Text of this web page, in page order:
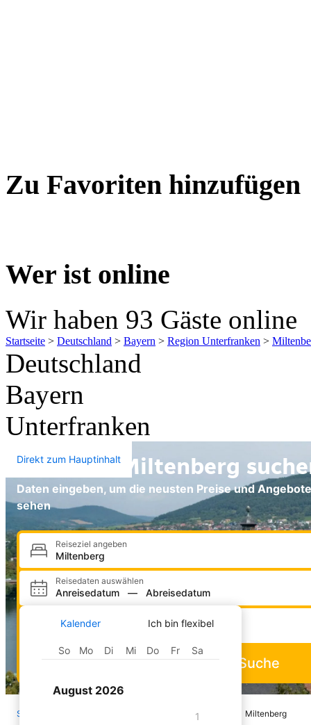
Zu Favoriten hinzufügen
Wer ist online
Wir haben 93 Gäste online
Startseite > Deutschland > Bayern > Region Unterfranken >
Deutschland
Bayern
Unterfranken